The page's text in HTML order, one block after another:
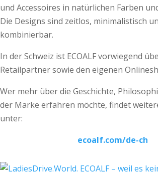
und Accessoires in natürlichen Farben
Die Designs sind zeitlos, minimalistisch
kombinierbar.
In der Schweiz ist ECOALF vorwiegend
Retailpartner sowie den eigenen
Wer mehr über die Geschichte,
der Marke erfahren möchte, findet
unter:
ecoalf.com/de-ch